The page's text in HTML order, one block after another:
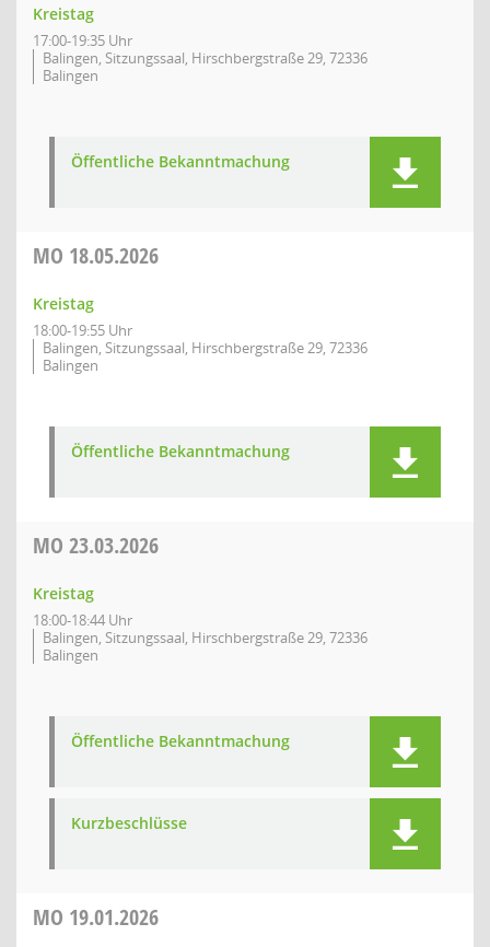
Kreistag
17:00-19:35 Uhr
Balingen, Sitzungssaal, Hirschbergstraße 29, 72336
Balingen
Öffentliche Bekanntmachung
MO 18.05.2026
Kreistag
18:00-19:55 Uhr
Balingen, Sitzungssaal, Hirschbergstraße 29, 72336
Balingen
Öffentliche Bekanntmachung
MO 23.03.2026
Kreistag
18:00-18:44 Uhr
Balingen, Sitzungssaal, Hirschbergstraße 29, 72336
Balingen
Öffentliche Bekanntmachung
Kurzbeschlüsse
MO 19.01.2026